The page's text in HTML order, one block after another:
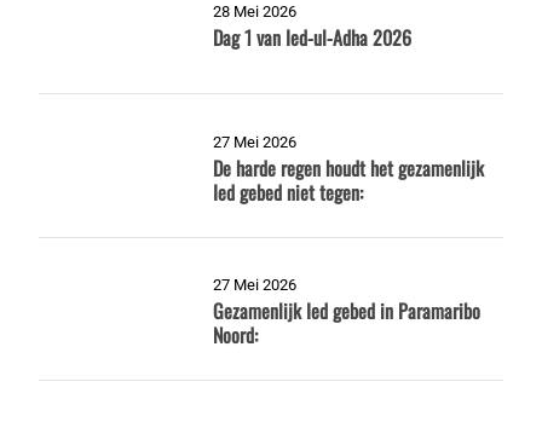
28 Mei 2026
Dag 1 van Ied-ul-Adha 2026
27 Mei 2026
De harde regen houdt het gezamenlijk
Ied gebed niet tegen:
27 Mei 2026
Gezamenlijk Ied gebed in Paramaribo
Noord: